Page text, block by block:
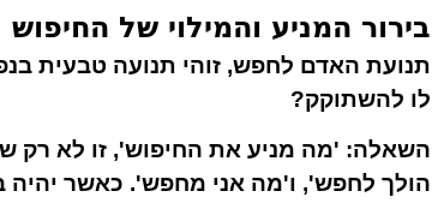
בירור המניע והמילוי של החיפוש
תנועת האדם לחפש, זוהי תנועה טבעית
לו להשתוקק?
השאלה: 'מה מניע את החיפוש', זו לא רק
הולך לחפש', ו'מה אני מחפש'. כאשר יהיה